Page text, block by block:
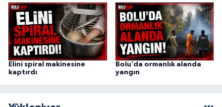
Elini spiral makinesine
kaptırdı
Bolu’da ormanlık alanda
yangın